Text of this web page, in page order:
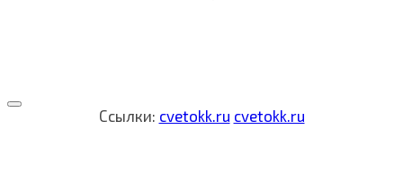
Ссылки: cvetokk.ru cvetokk.ru